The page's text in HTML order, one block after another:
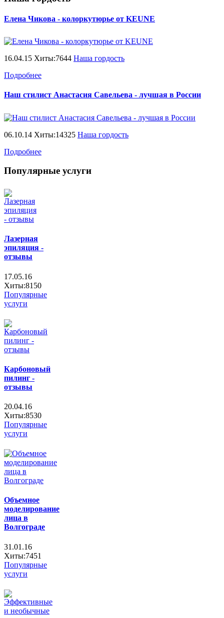
Елена Чикова - колоркутюрье от KEUNE
16.04.15 Хиты:7644 Наша гордость
Подробнее
Наш стилист Анастасия Савельева - лучшая в России
06.10.14 Хиты:14325 Наша гордость
Подробнее
Популярные услуги
Лазерная
эпиляция -
отзывы
17.05.16
Хиты:8150
Популярные
услуги
Карбоновый
пилинг -
отзывы
20.04.16
Хиты:8530
Популярные
услуги
Объемное
моделирование
лица в
Волгограде
31.01.16
Хиты:7451
Популярные
услуги